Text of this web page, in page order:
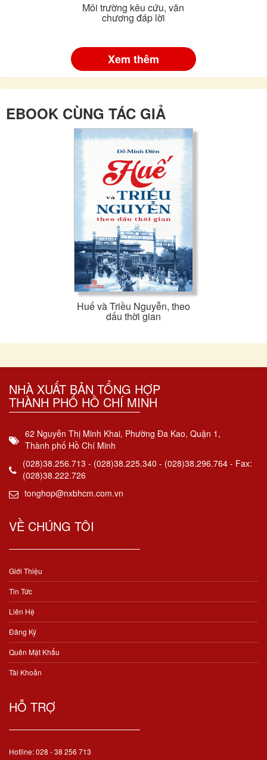
Môi trường kêu cứu, văn
chương đáp lời
Xem thêm
EBOOK CÙNG TÁC GIẢ
Huế và Triều Nguyễn, theo
dấu thời gian
NHÀ XUẤT BẢN TỔNG HỢP
THÀNH PHỐ HỒ CHÍ MINH
62 Nguyễn Thị Minh Khai, Phường Đa Kao, Quận 1,
Thành phố Hồ Chí Minh
(028)38.256.713 - (028)38.225.340 - (028)38.296.764 - Fax:
(028)38.222.726
tonghop@nxbhcm.com.vn
VỀ CHÚNG TÔI
Giới Thiệu
Tin Tức
Liên Hệ
Đăng Ký
Quên Mật Khẩu
Tài Khoản
HỖ TRỢ
Hotline: 028 - 38 256 713